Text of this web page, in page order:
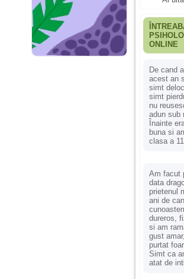
ONLINE
De cand
acest an
simt
simt
nu
adun sub
Înainte
buna si
clasa a
Am facut
data
prietenul
ani de
dureros,
si am
gust
purtat
Simt ca
atat de